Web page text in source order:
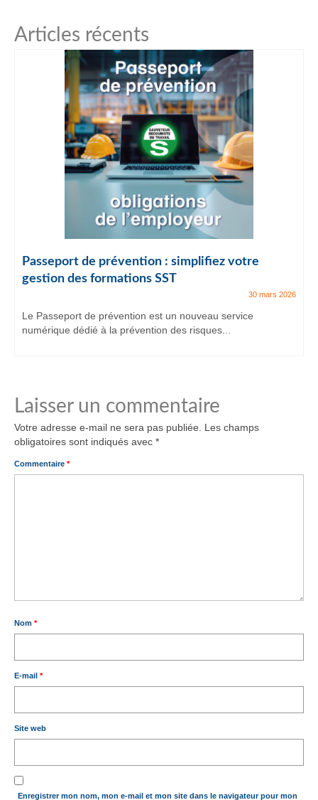
Articles récents
Passeport de prévention : simplifiez votre
gestion des formations SST
30 mars 2026
Le Passeport de prévention est un nouveau service
numérique dédié à la prévention des risques...
Laisser un commentaire
Votre adresse e-mail ne sera pas publiée.
Les champs
obligatoires sont indiqués avec *
Commentaire *
Nom *
E-mail *
Site web
Enregistrer mon nom, mon e-mail et mon site dans le navigateur pour mon